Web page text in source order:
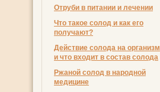
Отруби в питании и лечении
Что такое солод и как его
получают?
Действие солода на организм
и что входит в состав солода
Ржаной солод в народной
медицине